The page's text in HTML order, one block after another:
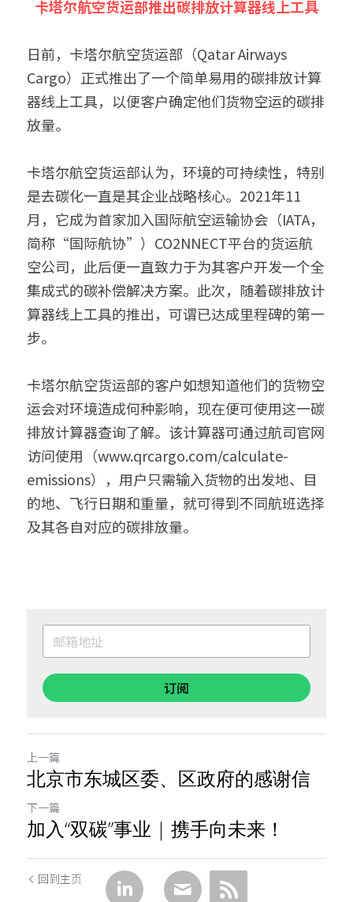
卡塔尔航空货运部推出碳排放计算器线上工具
日前，卡塔尔航空货运部（Qatar Airways
Cargo）正式推出了一个简单易用的碳排放计算
器线上工具，以便客户确定他们货物空运的碳排
放量。
卡塔尔航空货运部认为，环境的可持续性，特别
是去碳化一直是其企业战略核心。2021年11
月，它成为首家加入国际航空运输协会（IATA，
简称“国际航协”）CO2NNECT平台的货运航
空公司，此后便一直致力于为其客户开发一个全
集成式的碳补偿解决方案。此次，随着碳排放计
算器线上工具的推出，可谓已达成里程碑的第一
步。
卡塔尔航空货运部的客户如想知道他们的货物空
运会对环境造成何种影响，现在便可使用这一碳
排放计算器查询了解。该计算器可通过航司官网
访问使用（www.qrcargo.com/calculate-
emissions），用户只需输入货物的出发地、目
的地、飞行日期和重量，就可得到不同航班选择
及其各自对应的碳排放量。
订阅
上一篇
北京市东城区委、区政府的感谢信
下一篇
加入“双碳”事业 | 携手向未来！
回到主页